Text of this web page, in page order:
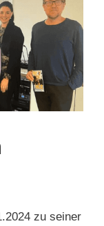
zu seiner